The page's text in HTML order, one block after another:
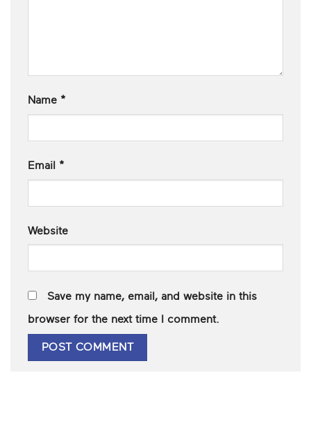
Name *
Email *
Website
Save my name, email, and website in this
browser for the next time I comment.